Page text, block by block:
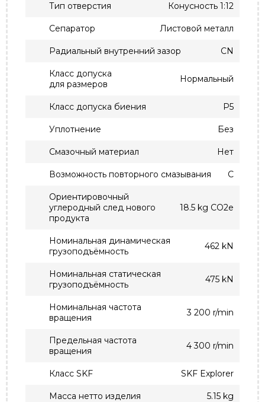
Тип отверстия Конусность 1:12
Сепаратор Листовой металл
Радиальный внутренний зазор CN
Класс допуска
для размеров
Нормальный
Класс допуска биения P5
Уплотнение Без
Смазочный материал Нет
Возможность повторного смазывания С
Ориентировочный
углеродный след нового
продукта
18.5 kg CO2e
Номинальная динамическая
грузоподъёмность
462 kN
Номинальная статическая
грузоподъёмность
475 kN
Номинальная частота
вращения
3 200 r/min
Предельная частота
вращения
4 300 r/min
Класс SKF SKF Explorer
Масса нетто изделия 5.15 kg